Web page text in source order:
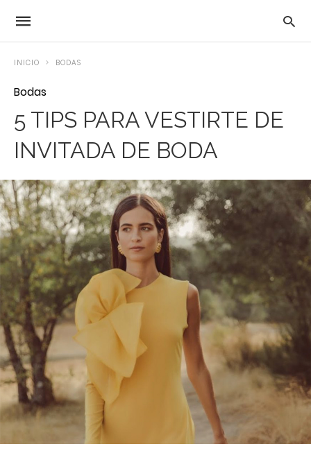
INICIO BODAS
Bodas
5 TIPS PARA VESTIRTE DE
INVITADA DE BODA